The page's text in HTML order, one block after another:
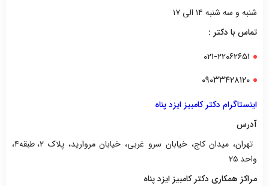
شنبه و سه شنبه ۱۴ الی ۱۷
تماس با دکتر :
۰۲۱-۲۲۰۶۲۶۵۱
۰۹۰۳۳۴۲۸۱۲۰
اینستاگرام دکتر کامبیز ایزد پناه
آدرس
تهران، میدان کاج، خیابان سرو غربی، خیابان مروارید، پلاک ۲، طبقه۴،
واحد ۲۵
مراکز همکاری دکتر کامبیز ایزد پناه